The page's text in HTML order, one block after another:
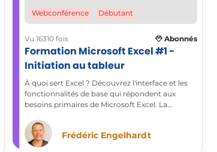
Webconférence Débutant
Vu 16310 fois Abonnés
Formation Microsoft Excel #1 -
Initiation au tableur
À quoi sert Excel ? Découvrez l'interface et les
fonctionnalités de base qui répondent aux
besoins primaires de Microsoft Excel. La
facilités à la mise en forme, la valorisation et la
gestion des tableaux.Frédéric Engelhardt